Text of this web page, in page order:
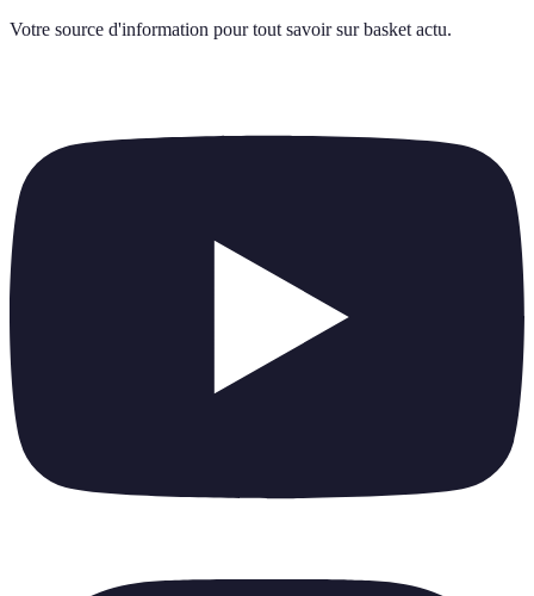
Votre source d'information pour tout savoir sur basket actu.